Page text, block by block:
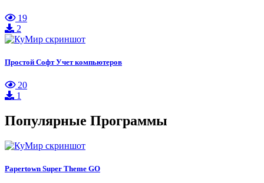
19
2
Простой Софт Учет компьютеров
20
1
Популярные Программы
Papertown Super Theme GO